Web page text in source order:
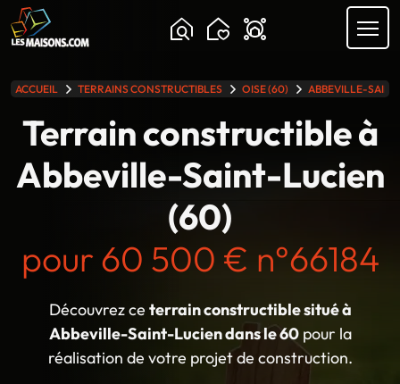
Chargement...
ACCUEIL TERRAINS CONSTRUCTIBLES OISE (60) ABBEVILLE-
Terrain constructible à
Abbeville-Saint-Lucien
(60)
pour 60 500 € n°66184
Découvrez ce terrain constructible situé à
Abbeville-Saint-Lucien dans le 60pour la
réalisation de votre projet de construction.